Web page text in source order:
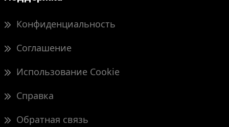
Конфиденциальность
Соглашение
Использование Cookie
Справка
Обратная связь